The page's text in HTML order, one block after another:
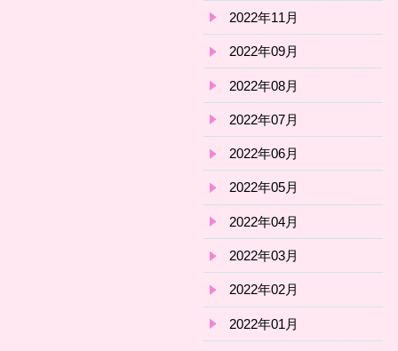
2022年11月
2022年09月
2022年08月
2022年07月
2022年06月
2022年05月
2022年04月
2022年03月
2022年02月
2022年01月